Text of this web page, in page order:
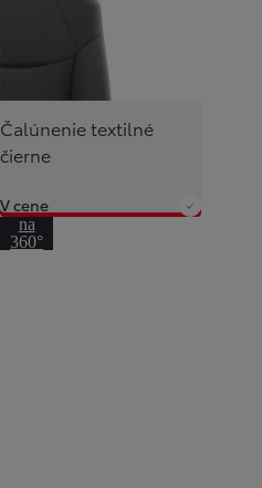
Čalúnenie textilné
čierne
V cene
Prejsť
na
360°